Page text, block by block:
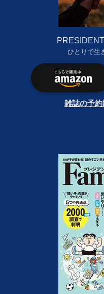
ひとりで生
雑誌の予